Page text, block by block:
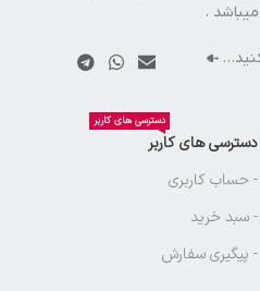
.
دسترسی های کاربر
دسترسی های کاربر
- حساب کاربری
- سبد خرید
- پیگیری سفارش